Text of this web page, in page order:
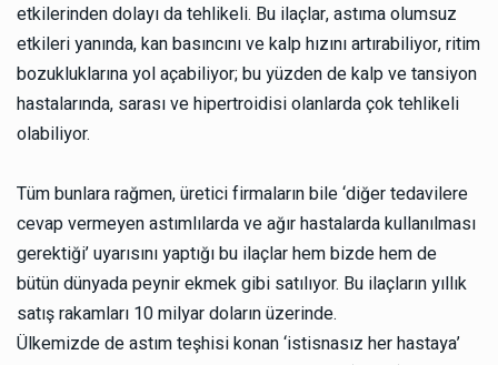
etkilerinden dolayı da tehlikeli. Bu ilaçlar, astıma olumsuz
etkileri yanında, kan basıncını ve kalp hızını artırabiliyor, ritim
bozukluklarına yol açabiliyor; bu yüzden de kalp ve tansiyon
hastalarında, sarası ve hipertroidisi olanlarda çok tehlikeli
olabiliyor.
Tüm bunlara rağmen, üretici firmaların bile ‘diğer tedavilere
cevap vermeyen astımlılarda ve ağır hastalarda kullanılması
gerektiği’ uyarısını yaptığı bu ilaçlar hem bizde hem de
bütün dünyada peynir ekmek gibi satılıyor. Bu ilaçların yıllık
satış rakamları 10 milyar doların üzerinde.
Ülkemizde de astım teşhisi konan ‘istisnasız her hastaya’